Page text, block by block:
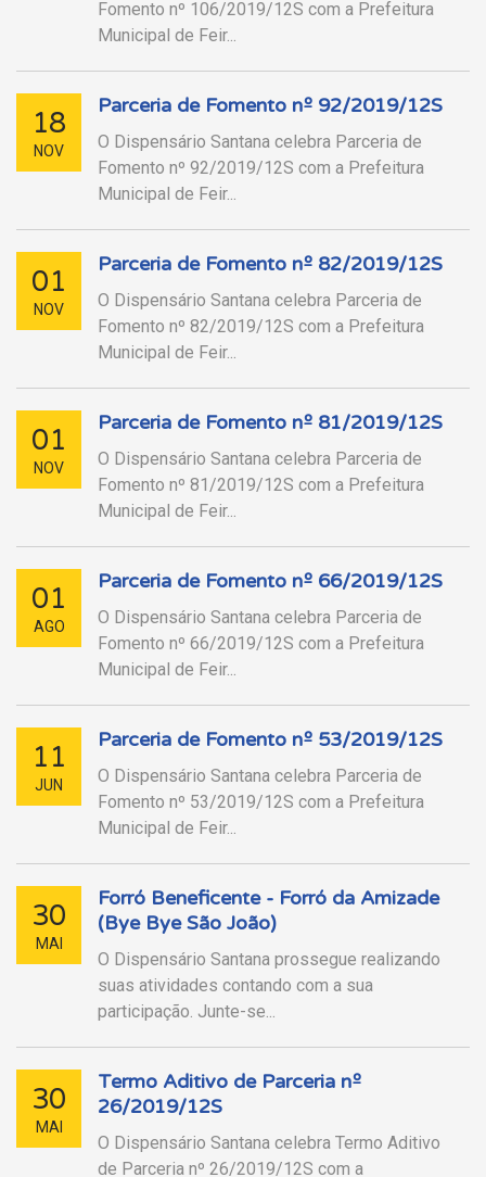
Fomento nº 106/2019/12S com a Prefeitura
Municipal de Feir...
18
NOV
Parceria de Fomento nº 92/2019/12S
O Dispensário Santana celebra Parceria de
Fomento nº 92/2019/12S com a Prefeitura
Municipal de Feir...
01
NOV
Parceria de Fomento nº 82/2019/12S
O Dispensário Santana celebra Parceria de
Fomento nº 82/2019/12S com a Prefeitura
Municipal de Feir...
01
NOV
Parceria de Fomento nº 81/2019/12S
O Dispensário Santana celebra Parceria de
Fomento nº 81/2019/12S com a Prefeitura
Municipal de Feir...
01
AGO
Parceria de Fomento nº 66/2019/12S
O Dispensário Santana celebra Parceria de
Fomento nº 66/2019/12S com a Prefeitura
Municipal de Feir...
11
JUN
Parceria de Fomento nº 53/2019/12S
O Dispensário Santana celebra Parceria de
Fomento nº 53/2019/12S com a Prefeitura
Municipal de Feir...
30
MAI
Forró Beneficente - Forró da Amizade
(Bye Bye São João)
O Dispensário Santana prossegue realizando
suas atividades contando com a sua
participação. Junte-se...
30
MAI
Termo Aditivo de Parceria nº
26/2019/12S
O Dispensário Santana celebra Termo Aditivo
de Parceria nº 26/2019/12S com a